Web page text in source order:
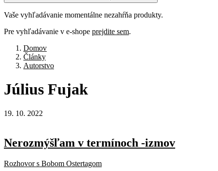
Vaše vyhľadávanie momentálne nezahŕňa produkty.
Pre vyhľadávanie v e-shope prejdite sem.
Domov
Články
Autorstvo
Július Fujak
19. 10. 2022
Nerozmýšľam v termínoch -izmov
Rozhovor s Bobom Ostertagom